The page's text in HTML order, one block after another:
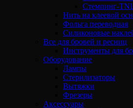
Стемпинг-
Нить на клеевой
Фольга переводная
Силиконовые
Все для бровей и ресниц
Инструменты для
Оборудование
Лампы
Стерилизаторы
Вытяжки
Фрезеры
Аксессуары